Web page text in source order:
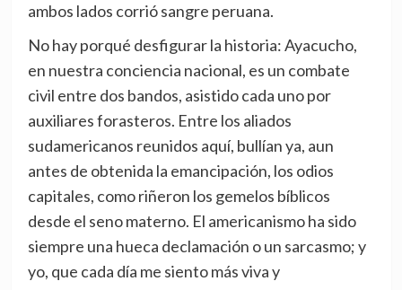
ambos lados corrió sangre peruana.
No hay porqué desfigurar la historia: Ayacucho,
en nuestra conciencia nacional, es un combate
civil entre dos bandos, asistido cada uno por
auxiliares forasteros. Entre los aliados
sudamericanos reunidos aquí, bullían ya, aun
antes de obtenida la emancipación, los odios
capitales, como riñeron los gemelos bíblicos
desde el seno materno. El americanismo ha sido
siempre una hueca declamación o un sarcasmo; y
yo, que cada día me siento más viva y